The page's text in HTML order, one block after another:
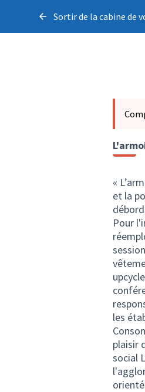
Sortir de la cabine de
«
et la
Pour
les
plaisir
social